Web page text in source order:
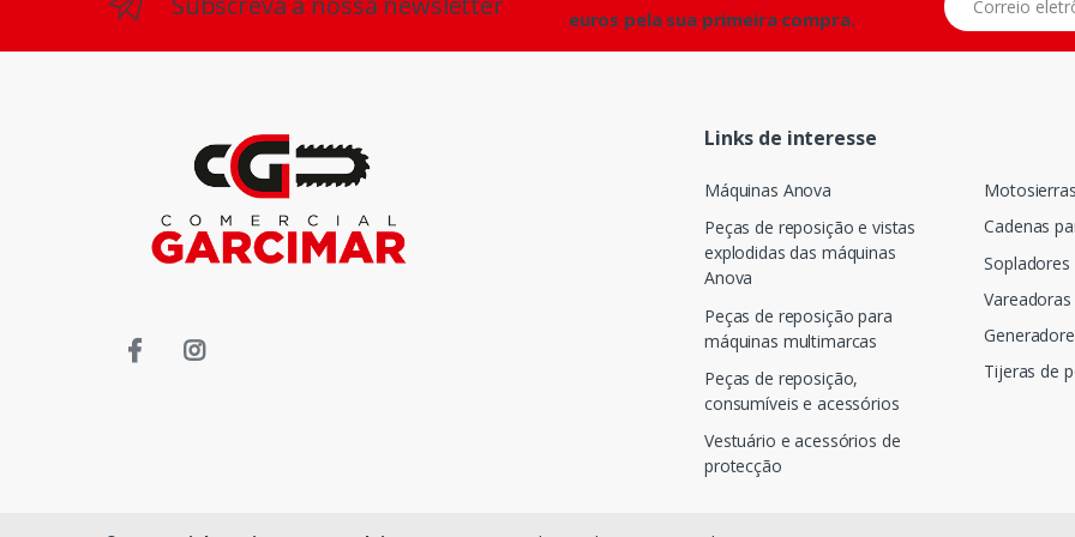
euros pela sua primeira compra.
Links de interesse
Máquinas Anova
Peças de reposição e vistas
explodidas das máquinas
Anova
Peças de reposição para
máquinas multimarcas
Peças de reposição,
consumíveis e acessórios
Vestuário e acessórios de
protecção
Cadenas
Sopladores
Tijeras de